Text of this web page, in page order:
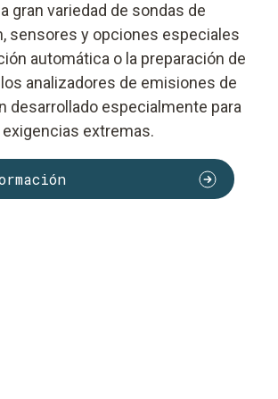
gran variedad de sondas de
sensores y opciones especiales
automática o la preparación de
analizadores de emisiones de
desarrollado especialmente para
exigencias extremas.